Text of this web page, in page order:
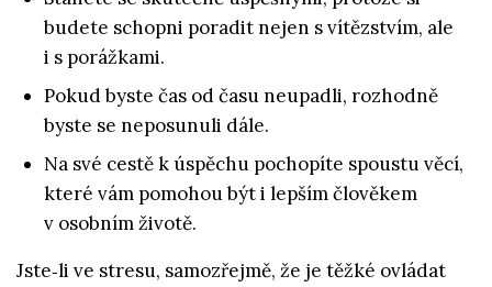
budete schopni poradit nejen s vítězstvím, ale
i s porážkami.
Pokud byste čas od času neupadli, rozhodně
byste se neposunuli dále.
Na své cestě k úspěchu pochopíte spoustu věcí,
které vám pomohou být i lepším člověkem
v osobním životě.
Jste‑li ve stresu, samozřejmě, že je těžké ovládat